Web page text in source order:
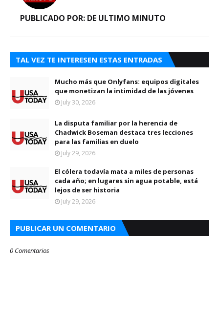
PUBLICADO POR: DE ULTIMO MINUTO
TAL VEZ TE INTERESEN ESTAS ENTRADAS
Mucho más que Onlyfans: equipos digitales
que monetizan la intimidad de las jóvenes
July 30, 2026
La disputa familiar por la herencia de
Chadwick Boseman destaca tres lecciones
para las familias en duelo
July 29, 2026
El cólera todavía mata a miles de personas
cada año; en lugares sin agua potable, está
lejos de ser historia
July 29, 2026
PUBLICAR UN COMENTARIO
0 Comentarios